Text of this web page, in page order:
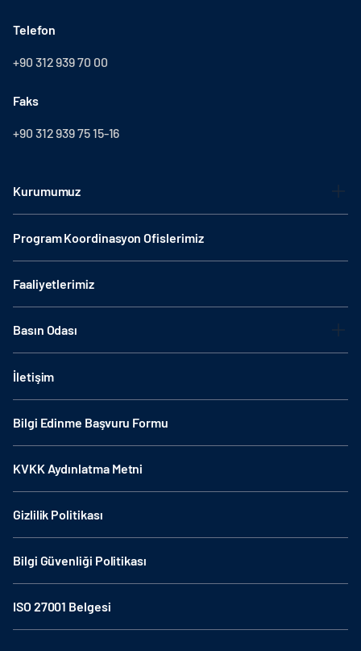
Telefon
+90 312 939 70 00
Faks
+90 312 939 75 15-16
Kurumumuz
Program Koordinasyon Ofislerimiz
Faaliyetlerimiz
Basın Odası
İletişim
Bilgi Edinme Başvuru Formu
KVKK Aydınlatma Metni
Gizlilik Politikası
Bilgi Güvenliği Politikası
ISO 27001 Belgesi